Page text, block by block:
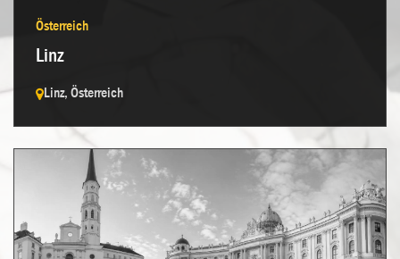
Kontakt aufnehmen →
Österreich
Linz
Linz, Österreich